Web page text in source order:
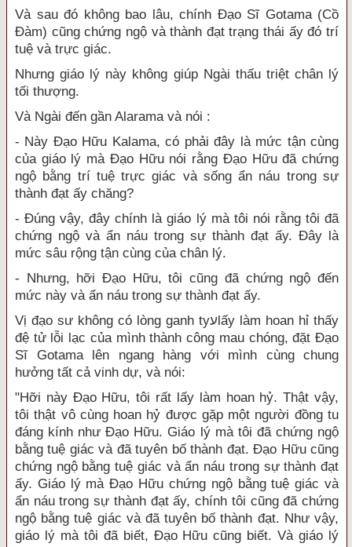
Và sau đó không bao lâu, chính Đạo Sĩ Gotama (Cồ
Đàm) cũng chứng ngộ và thành đạt trạng thái ấy đó trí
tuệ và trực giác.
Nhưng giáo lý này không giúp Ngài thấu triệt chân lý
tối thượng.
Và Ngài đến gần Alarama và nói :
- Này Đạo Hữu Kalama, có phải đây là mức tận cùng
của giáo lý mà Đạo Hữu nói rằng Đạo Hữu đã chứng
ngộ bằng trí tuệ trực giác và sống ẩn náu trong sự
thành đạt ấy chăng?
- Đúng vậy, đây chính là giáo lý mà tôi nói rằng tôi đã
chứng ngộ và ẩn náu trong sự thành đạt ấy. Đây là
mức sâu rộng tận cùng của chân lý.
- Nhưng, hỡi Đạo Hữu, tôi cũng đã chứng ngộ đến
mức này và ẩn náu trong sự thành đạt ấy.
Vị đạo sư không có lòng ganh tyﬠlấy làm hoan hỉ thấy
đệ tử lỗi lạc của mình thành công mau chóng, đặt Đạo
Sĩ Gotama lên ngang hàng với mình cùng chung
hưởng tất cả vinh dự, và nói:
"Hỡi này Đạo Hữu, tôi rất lấy làm hoan hỷ. Thật vậy,
tôi thật vô cùng hoan hỷ được gặp một người đồng tu
đáng kính như Đạo Hữu. Giáo lý mà tôi đã chứng ngộ
bằng tuệ giác và đã tuyên bố thành đạt. Đạo Hữu cũng
chứng ngộ bằng tuệ giác và ẩn náu trong sự thành đạt
ấy. Giáo lý mà Đạo Hữu chứng ngộ bằng tuệ giác và
ẩn náu trong sự thành đạt ấy, chính tôi cũng đã chứng
ngộ bằng tuệ giác và đã tuyên bố thành đạt. Như vậy,
giáo lý mà tôi đã biết, Đạo Hữu cũng biết. Và giáo lý